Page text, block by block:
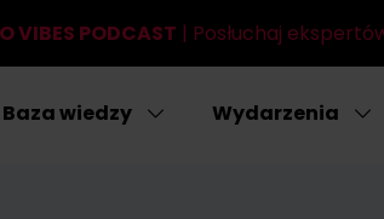
VIBES PODCAST | Posłuchaj
Baza wiedzy Wydarzenia